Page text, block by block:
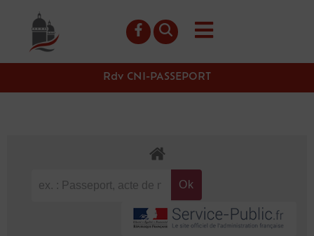
principal
Rdv CNI-PASSEPORT